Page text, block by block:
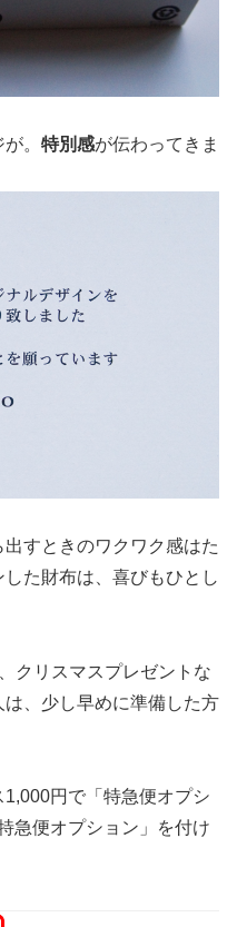
。 特別感が伝わってきま
すときのワクワク感はた
た財布は、喜びもひとし
クリスマスプレゼントな
、少し早めに準備した方
円で「特急便オプシ
急便オプション」を付け